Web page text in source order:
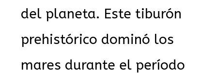
del planeta. Este tiburón
prehistórico dominó los
mares durante el período